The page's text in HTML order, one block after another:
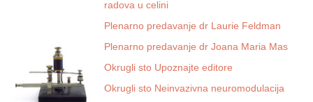
radova u celini
Plenarno predavanje dr Laurie Feldman
Plenarno predavanje dr Joana Maria Mas
Okrugli sto Upoznajte editore
Okrugli sto Neinvazivna neuromodulacija